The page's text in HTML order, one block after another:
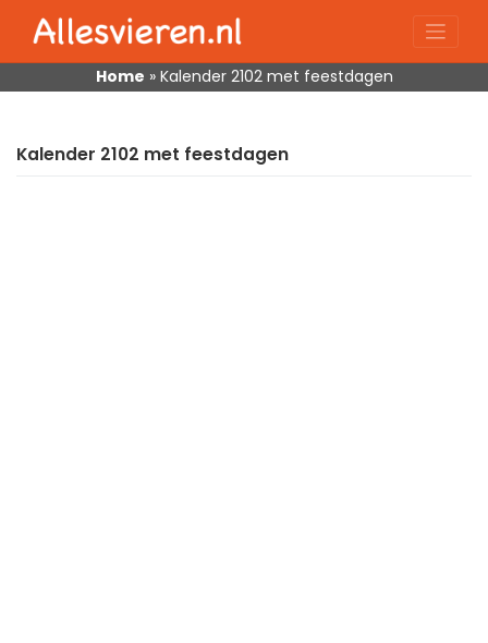
content
Home » Kalender 2102 met feestdagen
Kalender 2102 met feestdagen